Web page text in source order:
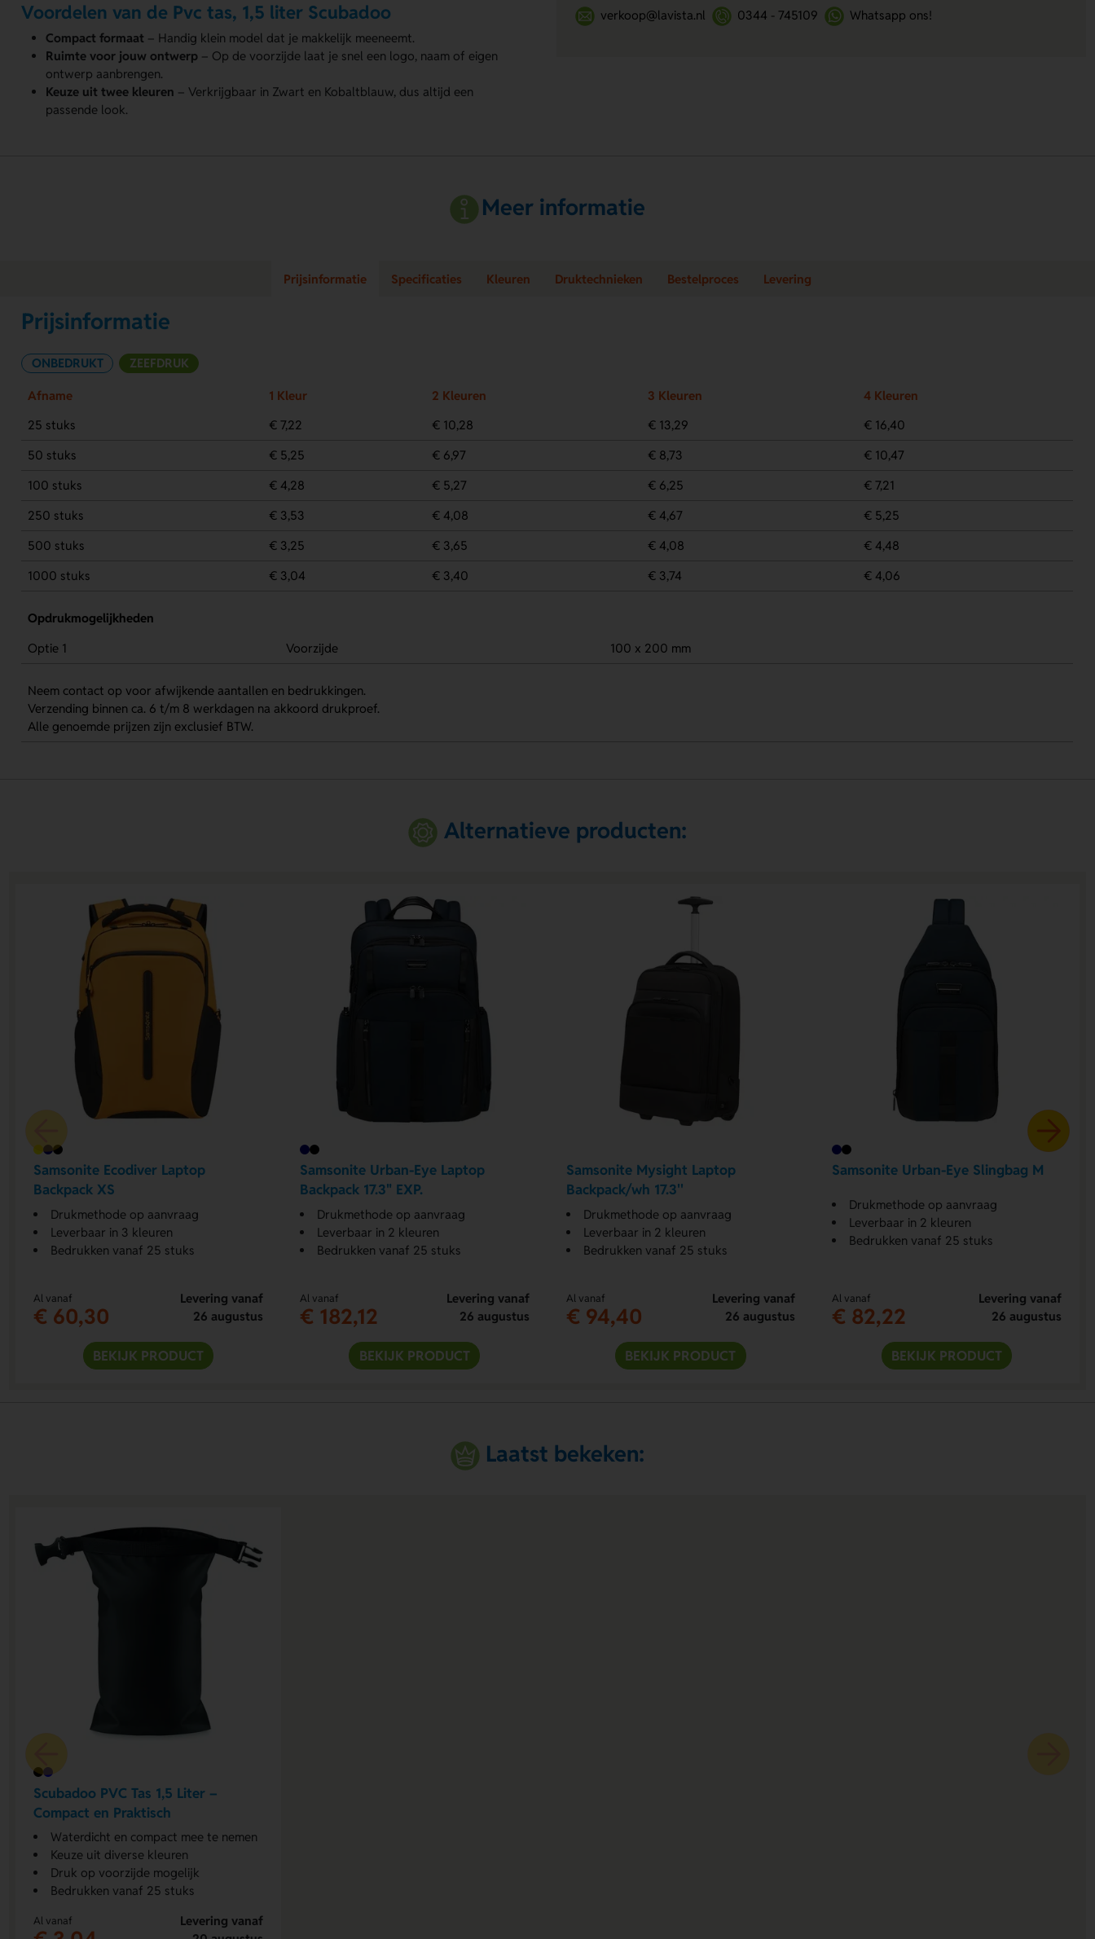
Voordelen van de Pvc tas, 1,5 liter Scubadoo
Compact formaat – Handig klein model dat je makkelijk meeneemt.
Ruimte voor jouw ontwerp – Op de voorzijde laat je snel een logo, naam of eigen
ontwerp aanbrengen.
Keuze uit twee kleuren – Verkrijgbaar in Zwart en Kobaltblauw, dus altijd een
passende look.
verkoop@lavista.nl
0344 - 745109 Whatsapp ons!
Meer informatie
Prijsinformatie Specificaties Kleuren Druktechnieken Bestelproces Levering
Prijsinformatie
ONBEDRUKT ZEEFDRUK
Afname 1 Kleur 2 Kleuren 3 Kleuren
4 Kleuren
25 stuks
€ 7,22 € 10,28 € 13,29
€ 16,40
50 stuks
€ 5,25 € 6,97 € 8,73
€ 10,47
100 stuks
€ 4,28 € 5,27 € 6,25
€ 7,21
250 stuks
€ 3,53 € 4,08 € 4,67
€ 5,25
500 stuks
€ 3,25 € 3,65 € 4,08
€ 4,48
1000 stuks
€ 3,04 € 3,40 € 3,74 € 4,06
Opdrukmogelijkheden
Optie 1
Voorzijde 100 x 200 mm
Neem contact op voor afwijkende aantallen en bedrukkingen.
Verzending binnen ca. 6 t/m 8 werkdagen na akkoord drukproef.
Alle genoemde prijzen zijn exclusief BTW.
Alternatieve producten:
Samsonite Ecodiver Laptop
Backpack XS
Drukmethode op aanvraag
Leverbaar in 3 kleuren
Bedrukken vanaf 25 stuks
Al vanaf
€ 60,30
Levering vanaf
26 augustus
BEKIJK PRODUCT
Samsonite Urban-Eye Laptop
Backpack 17.3" EXP.
Drukmethode op aanvraag
Leverbaar in 2 kleuren
Bedrukken vanaf 25 stuks
Al vanaf
€ 182,12
Levering vanaf
26 augustus
BEKIJK PRODUCT
Samsonite Mysight Laptop
Backpack/wh 17.3''
Drukmethode op aanvraag
Leverbaar in 2 kleuren
Bedrukken vanaf 25 stuks
Al vanaf
€ 94,40
Levering vanaf
26 augustus
BEKIJK PRODUCT
Samsonite Urban-Eye Slingbag M
Drukmethode op aanvraag
Leverbaar in 2 kleuren
Bedrukken vanaf 25 stuks
Al vanaf
€ 82,22
Levering vanaf
26 augustus
BEKIJK PRODUCT
Laatst bekeken:
Scubadoo PVC Tas 1,5 Liter –
Compact en Praktisch
Waterdicht en compact mee te nemen
Keuze uit diverse kleuren
Druk op voorzijde mogelijk
Bedrukken vanaf 25 stuks
Al vanaf
Levering vanaf